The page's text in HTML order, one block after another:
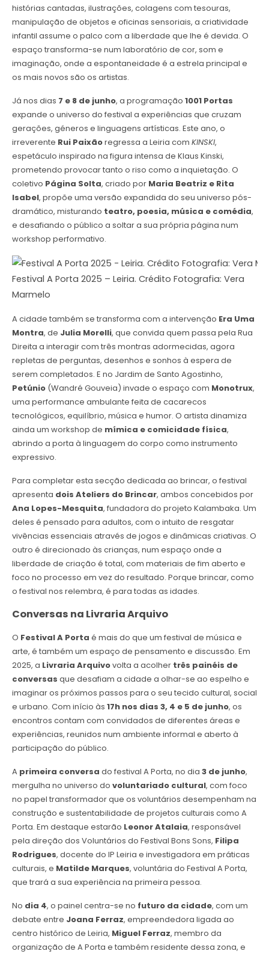
histórias cantadas, ilustrações, colagens com tesouras,
manipulação de objetos e oficinas sensoriais, a criatividade
infantil assume o palco com a liberdade que lhe é devida. O
espaço transforma-se num laboratório de cor, som e
imaginação, onde a espontaneidade é a estrela principal e
os mais novos são os artistas.
Já nos dias 7 e 8 de junho, a programação 1001 Portas
expande o universo do festival a experiências que cruzam
gerações, géneros e linguagens artísticas. Este ano, o
irreverente Rui Paixãoregressa a Leiria com KINSKI,
espetáculo inspirado na figura intensa de Klaus Kinski,
prometendo provocar tanto o riso como a inquietação. O
coletivo Página Solta, criado por Maria Beatriz e Rita
Isabel, propõe uma versão expandida do seu universo pós-
dramático, misturando teatro, poesia, música e comédia,
e desafiando o público a soltar a sua própria página num
workshop performativo.
Festival A Porta 2025 – Leiria. Crédito Fotografia: Vera
Marmelo
A cidade também se transforma com a intervenção Era Uma
Montra, de Julia Morelli, que convida quem passa pela Rua
Direita a interagir com três montras adormecidas, agora
repletas de perguntas, desenhos e sonhos à espera de
serem completados. E no Jardim de Santo Agostinho,
Petúnio(Wandré Gouveia) invade o espaço com Monotrux,
uma performance ambulante feita de cacarecos
tecnológicos, equilíbrio, música e humor. O artista dinamiza
ainda um workshop de mímica e comicidade física,
abrindo a porta à linguagem do corpo como instrumento
expressivo.
Para completar esta secção dedicada ao brincar, o festival
apresenta dois Ateliers do Brincar, ambos concebidos por
Ana Lopes-Mesquita, fundadora do projeto Kalambaka. Um
deles é pensado para adultos, com o intuito de resgatar
vivências essenciais através de jogos e dinâmicas criativas. O
outro é direcionado às crianças, num espaço onde a
liberdade de criação é total, com materiais de fim aberto e
foco no processo em vez do resultado. Porque brincar, como
o festival nos relembra, é para todas as idades.
Conversas na Livraria Arquivo
O Festival A Porta é mais do que um festival de música e
arte, é também um espaço de pensamento e discussão. Em
2025, a Livraria Arquivovolta a acolher três painéis de
conversas que desafiam a cidade a olhar-se ao espelho e
imaginar os próximos passos para o seu tecido cultural, social
e urbano. Com início às 17h nos dias 3, 4 e 5 de junho, os
encontros contam com convidados de diferentes áreas e
experiências, reunidos num ambiente informal e aberto à
participação do público.
A primeira conversa do festival A Porta, no dia 3 de junho,
mergulha no universo do voluntariado cultural, com foco
no papel transformador que os voluntários desempenham na
construção e sustentabilidade de projetos culturais como A
Porta. Em destaque estarão Leonor Atalaia, responsável
pela direção dos Voluntários do Festival Bons Sons, Filipa
Rodrigues, docente do IP Leiria e investigadora em práticas
culturais, e Matilde Marques, voluntária do Festival A Porta,
que trará a sua experiência na primeira pessoa.
No dia 4, o painel centra-se no futuro da cidade, com um
debate entre Joana Ferraz, empreendedora ligada ao
centro histórico de Leiria, Miguel Ferraz, membro da
organização de A Porta e também residente dessa zona, e